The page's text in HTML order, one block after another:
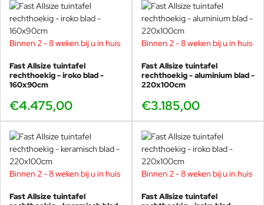
“Iconic Awards” (2015), “iF Gold Award” (2015), “ADI Index” (2015)
en “Compasso d'oro” (2016) .
Vooral zijn samenwerking met Italiaanse bedrijven bloeit, en omvat
zowel strategisch advies als merk- en productcommunicatie. Hij
geeft cursussen en workshops aan universiteiten, vooral in
Barcelona. Zijn aanpak richt zich op het verkleinen van de
subjectiviteit van de ontwerper bij het observeren van de
geest te ontwikkelen.
Binnen 2 - 8 weken bij u in huis
Fast Allsize tuintafel
rechthoekig - iroko blad -
160x90cm
€4.475,00
Binnen 2 - 8 weken bij u in huis
Fast Allsize tuintafel
rechthoekig - aluminium blad -
220x100cm
€3.185,00
Binnen 2 - 8 weken bij u in huis
Fast Allsize tuintafel
Binnen 2 - 8 weken bij u in huis
Fast Allsize tuintafel